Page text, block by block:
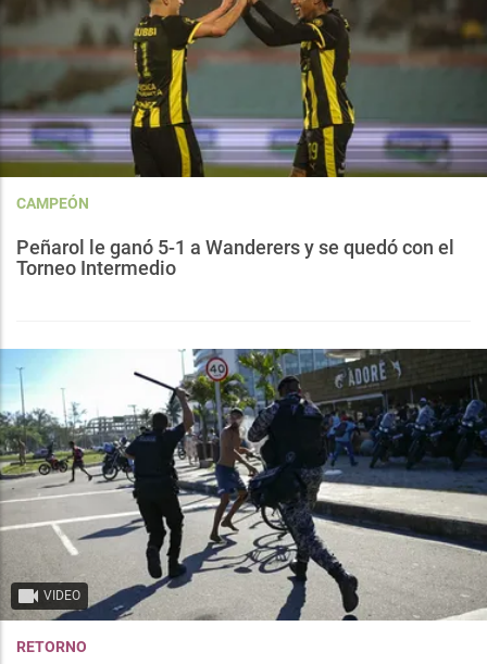
CAMPEÓN
Peñarol le ganó 5-1 a Wanderers y se quedó con el
Torneo Intermedio
VIDEO
RETORNO